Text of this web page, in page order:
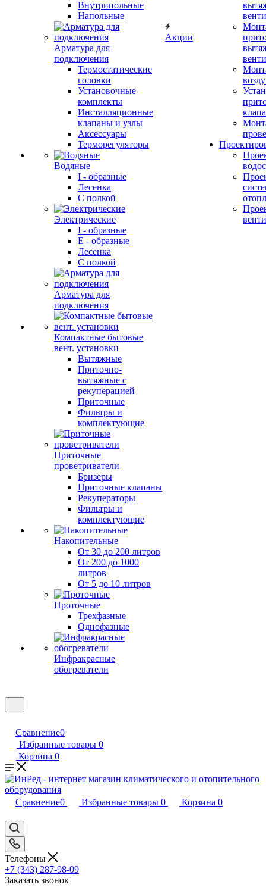
Внутрипольные
Напольные
Арматура для
подключения
Термостатические
головки
Установочные
комплекты
Инсталляционные
клапаны и узлы
Аксессуары
Терморегуляторы
Водяные
I - образные
Лесенка
С полкой
Электрические
I - образные
E - образные
Лесенка
С полкой
Арматура для
подключения
Компактные бытовые
вент. установки
Вытяжные
Приточно-
вытяжные с
рекуперацией
Приточные
Фильтры и
комплектующие
Приточные
проветриватели
Бризеры
Приточные клапаны
Рекуператоры
Фильтры и
комплектующие
Накопительные
От 30 до 200 литров
От 200 до 1000
литров
От 5 до 10 литров
Проточные
Трехфазные
Однофазные
Инфракрасные
обогреватели
Акции
Сравнение0
Избранные товары 0
Корзина 0
Сравнение0 Избранные товары 0 Корзина 0
Телефоны
+7 (343) 287-98-09
Заказать звонок